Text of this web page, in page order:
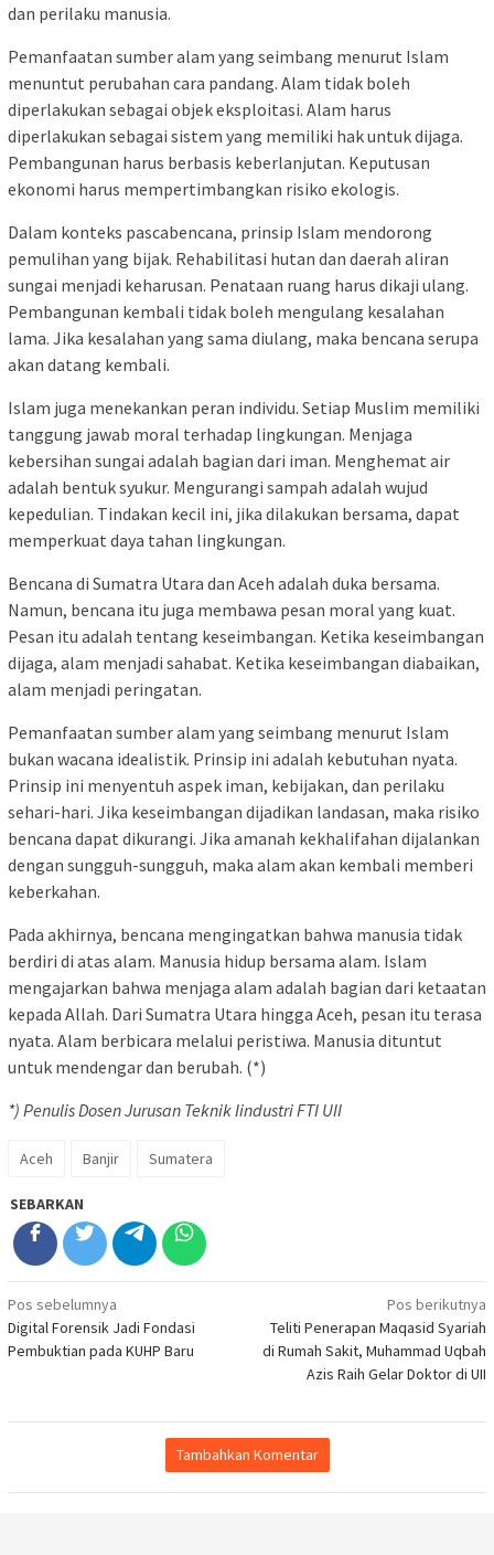
dan perilaku manusia.
Pemanfaatan sumber alam yang seimbang menurut Islam
menuntut perubahan cara pandang. Alam tidak boleh
diperlakukan sebagai objek eksploitasi. Alam harus
diperlakukan sebagai sistem yang memiliki hak untuk dijaga.
Pembangunan harus berbasis keberlanjutan. Keputusan
ekonomi harus mempertimbangkan risiko ekologis.
Dalam konteks pascabencana, prinsip Islam mendorong
pemulihan yang bijak. Rehabilitasi hutan dan daerah aliran
sungai menjadi keharusan. Penataan ruang harus dikaji ulang.
Pembangunan kembali tidak boleh mengulang kesalahan
lama. Jika kesalahan yang sama diulang, maka bencana serupa
akan datang kembali.
Islam juga menekankan peran individu. Setiap Muslim memiliki
tanggung jawab moral terhadap lingkungan. Menjaga
kebersihan sungai adalah bagian dari iman. Menghemat air
adalah bentuk syukur. Mengurangi sampah adalah wujud
kepedulian. Tindakan kecil ini, jika dilakukan bersama, dapat
memperkuat daya tahan lingkungan.
Bencana di Sumatra Utara dan Aceh adalah duka bersama.
Namun, bencana itu juga membawa pesan moral yang kuat.
Pesan itu adalah tentang keseimbangan. Ketika keseimbangan
dijaga, alam menjadi sahabat. Ketika keseimbangan diabaikan,
alam menjadi peringatan.
Pemanfaatan sumber alam yang seimbang menurut Islam
bukan wacana idealistik. Prinsip ini adalah kebutuhan nyata.
Prinsip ini menyentuh aspek iman, kebijakan, dan perilaku
sehari-hari. Jika keseimbangan dijadikan landasan, maka risiko
bencana dapat dikurangi. Jika amanah kekhalifahan dijalankan
dengan sungguh-sungguh, maka alam akan kembali memberi
keberkahan.
Pada akhirnya, bencana mengingatkan bahwa manusia tidak
berdiri di atas alam. Manusia hidup bersama alam. Islam
mengajarkan bahwa menjaga alam adalah bagian dari ketaatan
kepada Allah. Dari Sumatra Utara hingga Aceh, pesan itu terasa
nyata. Alam berbicara melalui peristiwa. Manusia dituntut
untuk mendengar dan berubah. (*)
*) Penulis Dosen Jurusan Teknik Iindustri FTI UII
Aceh Banjir Sumatera
SEBARKAN
Navigasi
pos
Pos sebelumnya
Digital Forensik Jadi Fondasi
Pembuktian pada KUHP Baru
Pos berikutnya
Teliti Penerapan Maqasid Syariah
di Rumah Sakit, Muhammad Uqbah
Azis Raih Gelar Doktor di UII
Tambahkan Komentar